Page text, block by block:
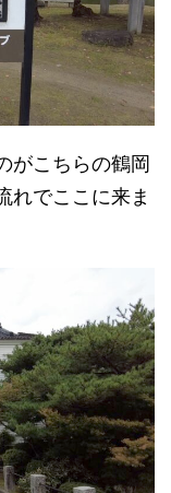
がこちらの鶴岡
れでここに来ま